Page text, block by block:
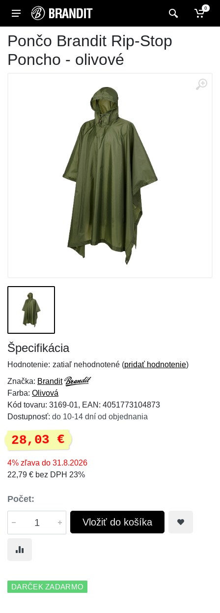
0
Pončo Brandit Rip-Stop
Poncho - olivové
Špecifikácia
Hodnotenie: zatiaľ nehodnotené (pridať hodnotenie)
Značka: Brandit
Farba: Olivová
Kód tovaru: 3169-01, EAN: 4051773104873
Dostupnosť: do 10-14 dní od objednania
28,03 €
4% zľava do 31.8.2026
22,79 € bez DPH 23%
Počet:
Vložiť do košíka
DARČEK ZADARMO